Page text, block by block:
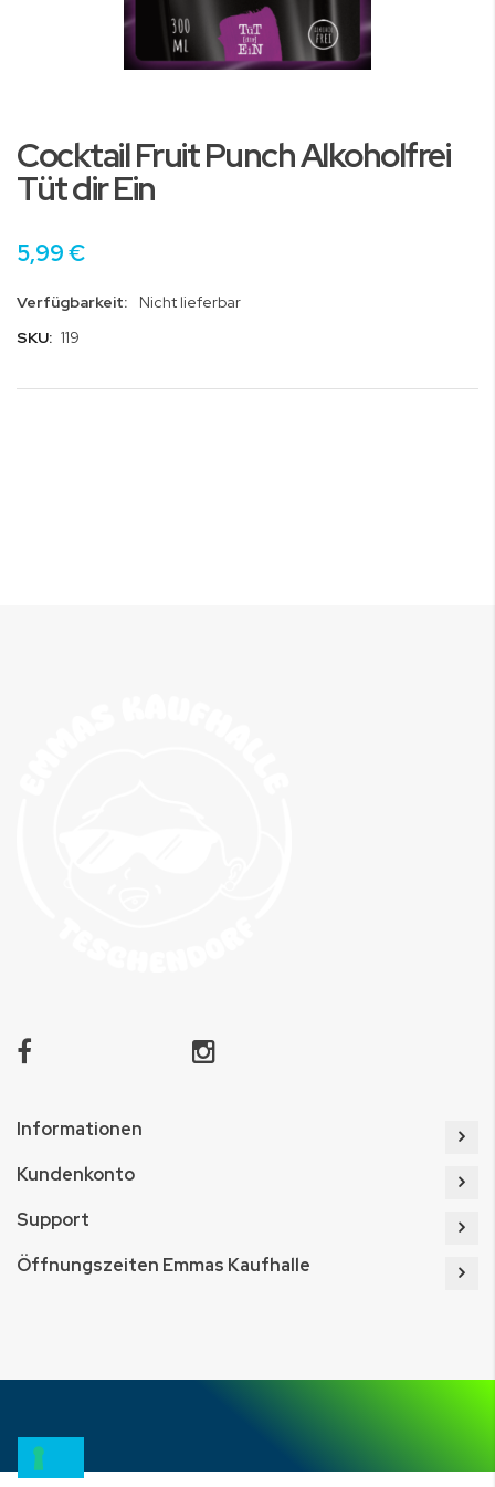
der
Bildgalerie
springen
Cocktail Fruit Punch Alkoholfrei
Tüt dir Ein
5,99 €
Verfügbarkeit:
Nicht lieferbar
SKU: 119
Informationen
Kundenkonto
Support
Öffnungszeiten Emmas Kaufhalle